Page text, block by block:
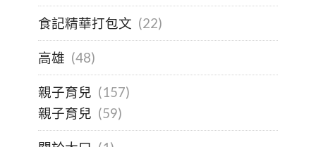
食記精華打包文 (22)
高雄 (48)
親子育兒 (157)
親子育兒 (59)